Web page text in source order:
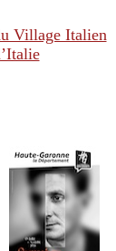
Village Italien